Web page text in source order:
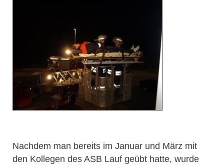
Nachdem man bereits im Januar und März mit
den Kollegen des ASB Lauf geübt hatte, wurde